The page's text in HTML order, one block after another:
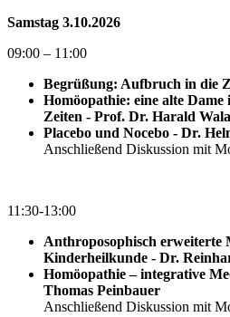
Samstag 3.10.2026
09:00 – 11:00
Begrüßung: Aufbruch in die
Homöopathie: eine alte
Zeiten - Prof. Dr. Harald
Placebo und Nocebo - Dr.
Anschließend Diskussion mit
11:30-13:00
Anthroposophisch erweiterte
Kinderheilkunde - Dr.
Homöopathie – integrative
Thomas Peinbauer
Anschließend Diskussion mit